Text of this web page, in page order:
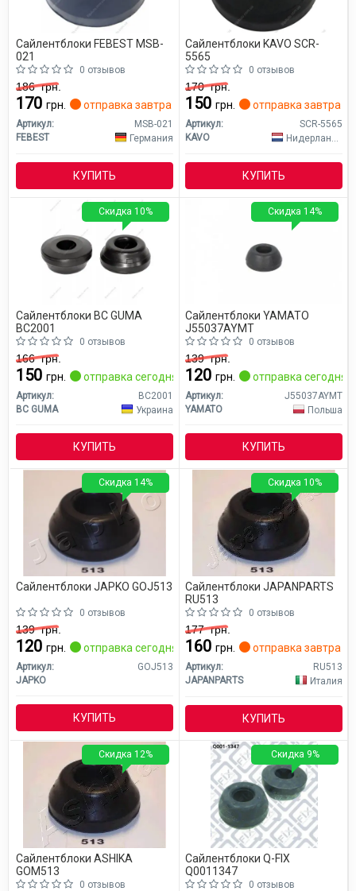
Сайлентблоки FEBEST MSB-
021
0 отзывов
186грн.
170 грн. отправка завтра
Артикул:
MSB-021
FEBEST
Германия
КУПИТЬ
Сайлентблоки KAVO SCR-
5565
0 отзывов
170грн.
150 грн. отправка завтра
Артикул:
SCR-5565
KAVO
Нидерланды
КУПИТЬ
Сайлентблоки BC GUMA
BC2001
0 отзывов
166грн.
150 грн. отправка сегодня
Артикул:
BC2001
BC GUMA
Украина
КУПИТЬ
Скидка 10%
Сайлентблоки YAMATO
J55037AYMT
0 отзывов
139грн.
120 грн. отправка сегодня
Артикул:
J55037AYMT
YAMATO
Польша
КУПИТЬ
Скидка 14%
Сайлентблоки JAPKO GOJ513
0 отзывов
139грн.
120 грн. отправка сегодня
Артикул:
GOJ513
JAPKO
КУПИТЬ
Скидка 14%
Сайлентблоки JAPANPARTS
RU513
0 отзывов
177грн.
160 грн. отправка завтра
Артикул:
RU513
JAPANPARTS
Италия
КУПИТЬ
Скидка 10%
Сайлентблоки ASHIKA
GOM513
0 отзывов
Скидка 12%
Сайлентблоки Q-FIX
Q0011347
0 отзывов
Скидка 9%